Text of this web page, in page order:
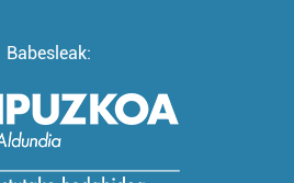
Babesleak: